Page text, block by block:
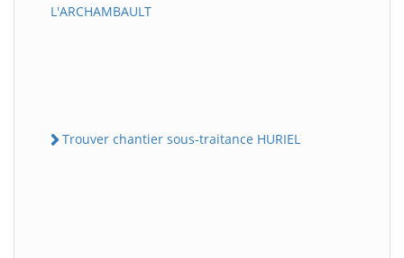
L'ARCHAMBAULT
Trouver chantier sous-traitance HURIEL